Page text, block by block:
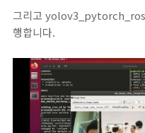
그리고
행합니다.